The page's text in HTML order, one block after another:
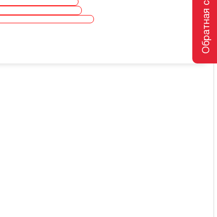
Обратная связь